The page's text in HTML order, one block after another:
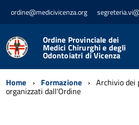
ordine@medicivicenza.org
Ordine Provinciale dei
Medici Chirurghi e degli
Odontoiatri di Vicenza
Home Formazione Archivio dei
organizzati dall'Ordine